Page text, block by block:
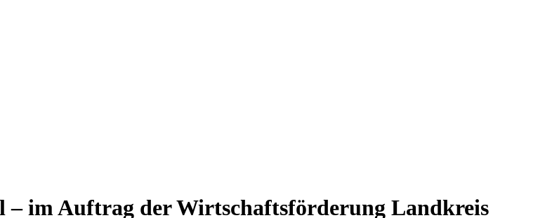
im Auftrag der Wirtschaftsförderung Landkreis